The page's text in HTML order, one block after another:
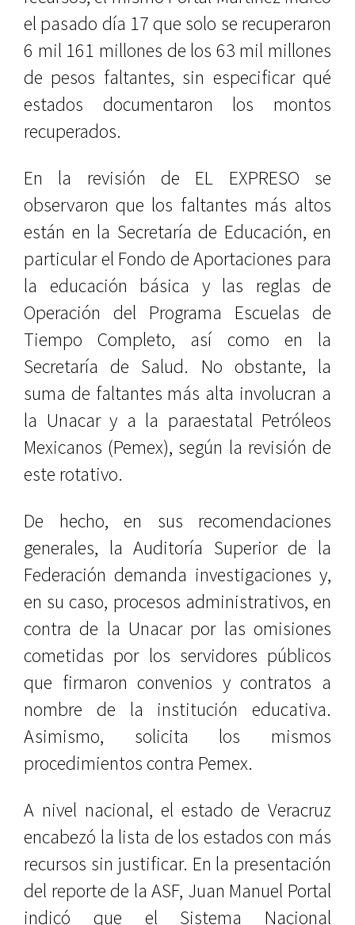
el pasado día 17 que solo se recuperaron
6 mil 161 millones de los 63 mil millones
de pesos faltantes, sin especificar qué
estados documentaron los montos
recuperados.
En la revisión de EL EXPRESO se
observaron que los faltantes más altos
están en la Secretaría de Educación, en
particular el Fondo de Aportaciones para
la educación básica y las reglas de
Operación del Programa Escuelas de
Tiempo Completo, así como en la
Secretaría de Salud. No obstante, la
suma de faltantes más alta involucran a
la Unacar y a la paraestatal Petróleos
Mexicanos (Pemex), según la revisión de
este rotativo.
De hecho, en sus recomendaciones
generales, la Auditoría Superior de la
Federación demanda investigaciones y,
en su caso, procesos administrativos, en
contra de la Unacar por las omisiones
cometidas por los servidores públicos
que firmaron convenios y contratos a
nombre de la institución educativa.
Asimismo, solicita los mismos
procedimientos contra Pemex.
A nivel nacional, el estado de Veracruz
encabezó la lista de los estados con más
recursos sin justificar. En la presentación
del reporte de la ASF, Juan Manuel Portal
indicó que el Sistema Nacional